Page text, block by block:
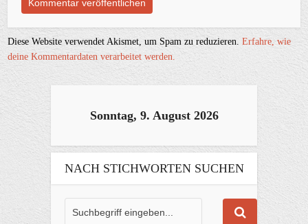
Diese Website verwendet Akismet, um Spam zu reduzieren.Erfahre, wie
deine Kommentardaten verarbeitet werden.
Sonntag, 9. August 2026
NACH STICHWORTEN SUCHEN